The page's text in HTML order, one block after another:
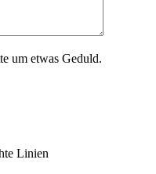
um etwas Geduld.